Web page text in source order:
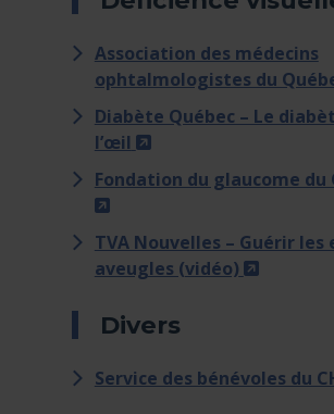
Association des médecins
ophtalmologistes du
Diabète Québec – Le
l’œil
- Cet hyperlien
Fondation du glaucome du
- Cet hyperlien s'ouvrira
TVA Nouvelles – Guérir les
aveugles (vidéo)
- Cet
Divers
Service des bénévoles du